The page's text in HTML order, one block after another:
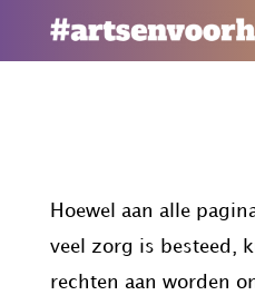
Hoewel aan alle
veel zorg is besteed,
rechten aan worden